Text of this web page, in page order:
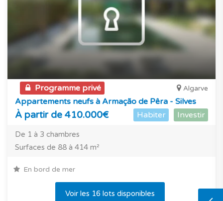
Programme privé Algarve
Appartements neufs à Armação de Pêra - Silves
À partir de 410.000€ Habiter Investir
De 1 à 3 chambres
Surfaces de 88 à 414 m²
En bord de mer
Voir les 16 lots disponibles